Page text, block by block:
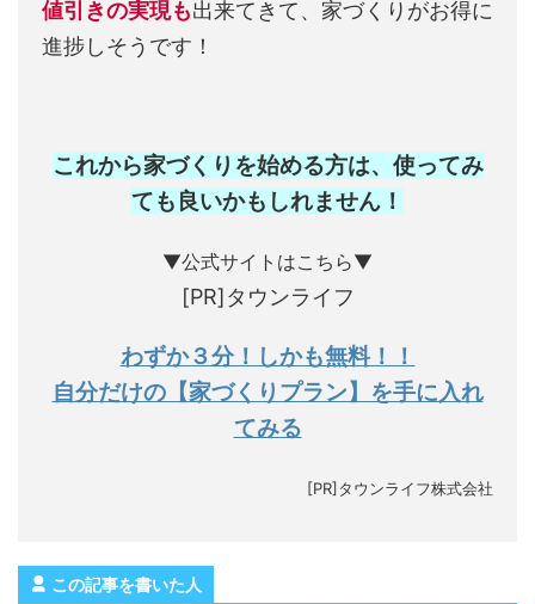
値引きの実現も出来てきて、家づくりがお得に
進捗しそうです！
これから家づくりを始める方は、使ってみ
ても良いかもしれません ！
▼公式サイトはこちら▼
[PR]タウンライフ
わずか３分！しかも無料！！
自分だけの【家づくりプラン】を手に入れ
てみる
[PR]タウンライフ株式会社
この記事を書いた人